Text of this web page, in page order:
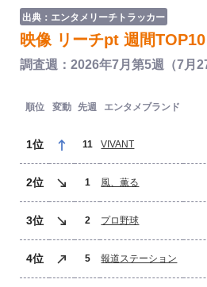
出典：エンタメリーチトラッカー
映像 リーチpt 週間TOP10
調査週：2026年7月第5週（7月
順位 変動 先週 エンタメブランド
1位 11 VIVANT
2位 1 風、薫る
3位 2 プロ野球
4位 5 報道ステーション